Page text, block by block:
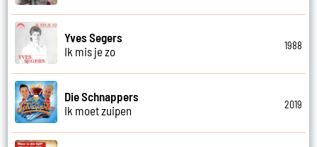
Yves Segers
Ik mis je zo
1988
Die Schnappers
Ik moet zuipen
2019